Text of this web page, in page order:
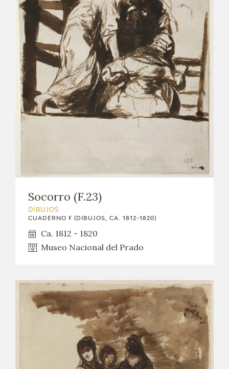
Socorro (F.23)
DIBUJOS
CUADERNO F (DIBUJOS, CA. 1812-1820)
Ca. 1812 - 1820
Museo Nacional del Prado